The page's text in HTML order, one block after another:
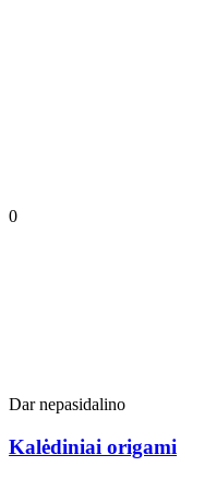
0
Dar nepasidalino
Kalėdiniai origami